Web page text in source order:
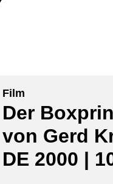
Film
Der
von Gerd
DE 2000 |